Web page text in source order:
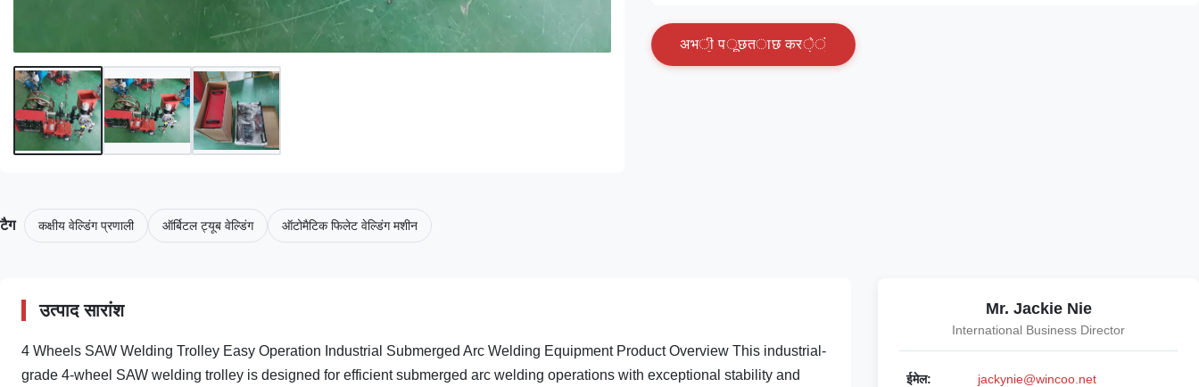
अभी पूछताछ करें
टैग कक्षीय वेल्डिंग प्रणाली ऑर्बिटल ट्यूब वेल्डिंग ऑटोमैटिक फिलेट वेल्डिंग मशीन
उत्पाद सारांश
4 Wheels SAW Welding Trolley Easy Operation Industrial Submerged Arc Welding Equipment Product Overview This industrial-
grade 4-wheel SAW welding trolley is designed for efficient submerged arc welding operations with exceptional stability and
Mr. Jackie Nie
International Business Director
ईमेल: jackynie@wincoo.net